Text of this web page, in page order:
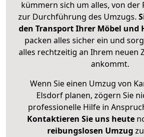
kümmern sich um alles, von der
zur Durchführung des Umzugs.
den Transport Ihrer Möbel und
packen alles sicher ein und
alles rechtzeitig an Ihrem neuen
ankommt.
Wenn Sie einen Umzug von
Elsdorf planen, zögern Sie
professionelle Hilfe in
Kontaktieren Sie uns heute
reibungslosen Umzug